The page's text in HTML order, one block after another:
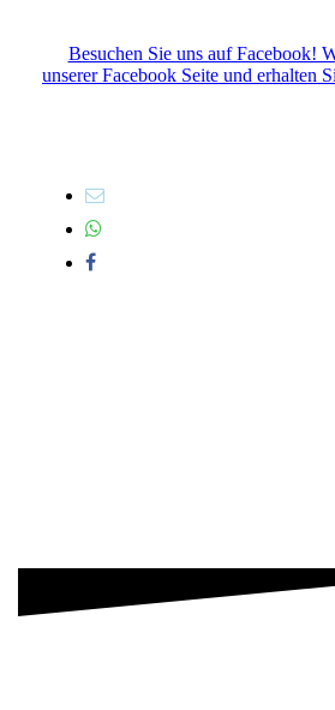
Besuchen Sie uns auf Facebook!
unserer Facebook Seite und erhalten